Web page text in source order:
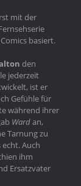
mit der
basiert.
den
jederzeit
ist er
Gefühle für
während ihrer
Wardan,
Tarnung zu
Auch
ihm
Ersatzvater